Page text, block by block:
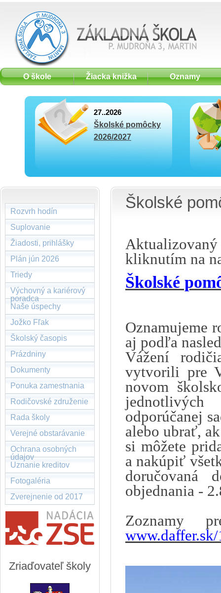
O škole Žiacka knižka Oznamy
27..2026
Školské pomôcky
2026/2027
Rozvrh hodín
Suplovanie
Žiadosti, prihlášky
Plán jún 2026
Triedy
Výchovný a kariérový
poradca
Naše úspechy
Jožko Fľak
Školský časopis
Prázdniny
Dokumenty
Ponuka zamestnania
Rodičovské združenie
Rada školy
Verejné obstarávanie
Ochrana osobných
údajov
Uznanie kreditov
Fotogaléria
Zverejnenie od 2017
Zriaďovateľ školy
Školské
Aktualizovaný
kliknutím na
Školské
Oznamujeme
aj podľa
Vážení
vytvorili pre
novom
odporúčanej
alebo ubrať,
si môžete
a nakúpiť
doručovaná
objednania -
Zoznamy